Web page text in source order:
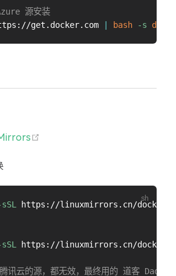
源安装
get.docker.com bash -s
https://linuxmirrors.cn/
https://linuxmirrors.cn/
讯云的源，都无效，最终用的 道客